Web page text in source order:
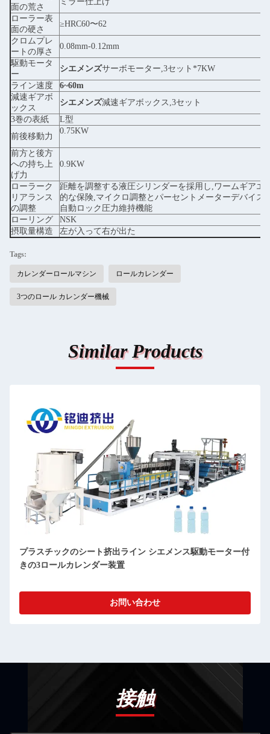
面の荒さ
ローラー表
面の硬さ
≥HRC60〜62
クロムプレ
ートの厚さ
0.08mm-0.12mm
駆動モータ
ー
シエメンズサーボモーター,3セット*7KW
ライン速度
6~60m
減速ギアボ
ックス
シエメンズ減速ギアボックス,3セット
3巻の表紙
L型
前後移動力
0.75KW
前方と後方
への持ち上
げ力
0.9KW
ローラーク
リアランス
の調整
距離を調整する液圧シリンダーを採用し,ワームギアエ
的な保険,マイクロ調整とパーセントメーターデバイス
自動ロック圧力維持機能
ローリング
NSK
摂取量構造
左が入って右が出た
Tags:
カレンダーロールマシン ロールカレンダー
3つのロール カレンダー機械
Similar Products
プラスチックのシート挤出ライン シエメンス駆動モーター付
きの3ロールカレンダー装置
お問い合わせ
接触